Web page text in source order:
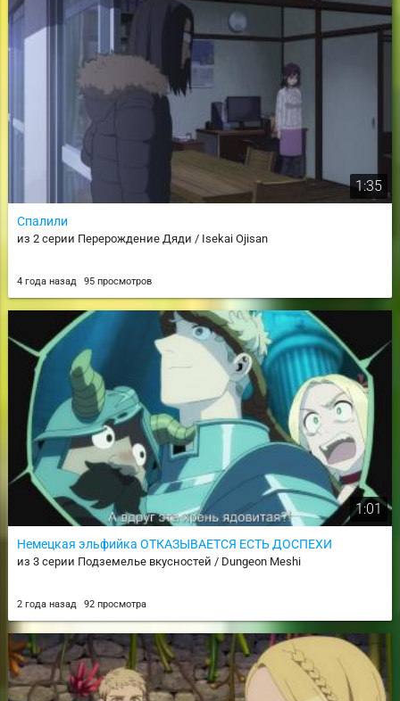
1:35
Спалили
из 2 серии Перерождение Дяди / Isekai Ojisan
4 года назад 95 просмотров
1:01
Немецкая эльфийка ОТКАЗЫВАЕТСЯ ЕСТЬ ДОСПЕХИ
из 3 серии Подземелье вкусностей / Dungeon Meshi
2 года назад 92 просмотра